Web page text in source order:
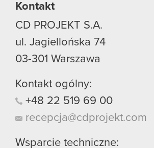
Kontakt
CD PROJEKT S.A.
ul. Jagiellońska 74
03-301 Warszawa
Kontakt ogólny:
+48 22 519 69 00
recepcja@cdprojekt.com
Wsparcie techniczne: